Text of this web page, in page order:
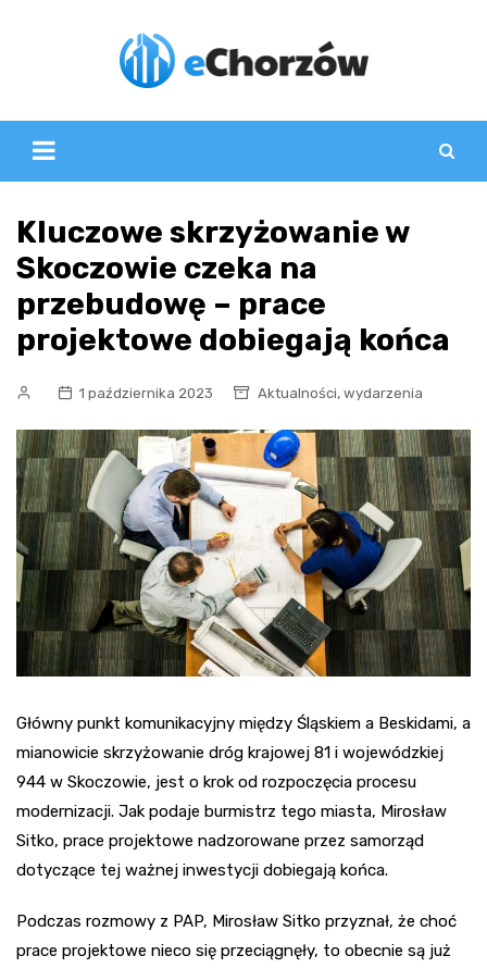
Kluczowe skrzyżowanie w
Skoczowie czeka na
przebudowę – prace
projektowe dobiegają końca
1 października 2023 Aktualności, wydarzenia
Główny punkt komunikacyjny między Śląskiem a Beskidami, a
mianowicie skrzyżowanie dróg krajowej 81 i wojewódzkiej
944 w Skoczowie, jest o krok od rozpoczęcia procesu
modernizacji. Jak podaje burmistrz tego miasta, Mirosław
Sitko, prace projektowe nadzorowane przez samorząd
dotyczące tej ważnej inwestycji dobiegają końca.
Podczas rozmowy z PAP, Mirosław Sitko przyznał, że choć
prace projektowe nieco się przeciągnęły, to obecnie są już